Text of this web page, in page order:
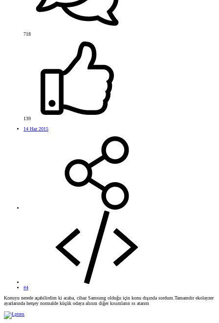
718
139
14 Haz 2015
#4
Konuyu nerede açabilirdim ki acaba, cihaz Samsung olduğu için konu dışında sordum.Tamamdır ekolayzer
ayarlarında herşey normalde küçük odaya alırım diğer kısımların ss atarım